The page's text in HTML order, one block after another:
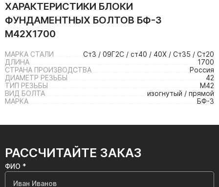
ХАРАКТЕРИСТИКИ БЛОКИ
ФУНДАМЕНТНЫХ БОЛТОВ БФ-3
М42Х1700
МАРКА СТАЛИ
Ст3 / 09Г2С / ст40 / 40Х / Ст35 / Ст20
ДЛИНА
1700
СТРАНА ПРОИЗВОДСТВА
Россия
ДИАМЕТР РЕЗЬБЫ
42
ТИП РЕЗЬБЫ
М42
ВИД БОЛТА
изогнутый / прямой
МАРКА
БФ-3
РАССЧИТАЙТЕ ЗАКАЗ
ФИО *